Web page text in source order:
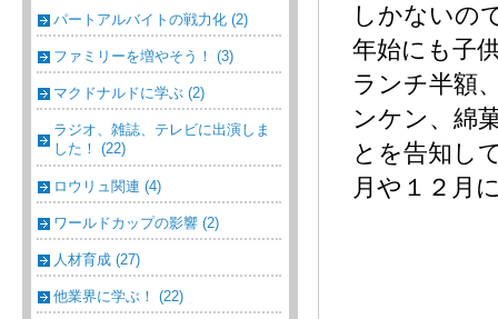
パートアルバイトの戦力化 (2)
ファミリーを増やそう！ (3)
マクドナルドに学ぶ (2)
ラジオ、雑誌、テレビに出演しま
した！ (22)
ロウリュ関連 (4)
ワールドカップの影響 (2)
人材育成 (27)
他業界に学ぶ！ (22)
しかないの
年始にも子
ランチ半額
ンケン、綿
とを告知し
月や１２月